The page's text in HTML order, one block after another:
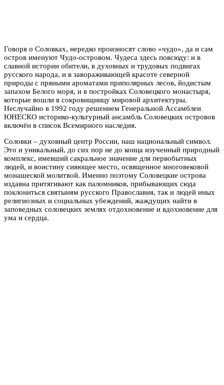
Говоря о Соловках, нередко произносят слово «чудо», да и сам
остров именуют Чудо-островом. Чудеса здесь повсюду: и в
славной истории обители, в духовных и трудовых подвигах
русского народа, и в завораживающей красоте северной
природы с пряными ароматами приполярных лесов, йодистым
запахом Белого моря, и в постройках Соловецкого монастыря,
которые вошли в сокровищницу мировой архитектуры.
Неслучайно в 1992 году решением Генеральной Ассамблеи
ЮНЕСКО историко-культурный ансамбль Соловецких островов
включён в список Всемирного наследия.
Соловки – духовный центр России, наш национальный символ.
Это и уникальный, до сих пор не до конца изученный природный
комплекс, имевший сакральное значение для первобытных
людей, и воистину сияющее место, освященное многовековой
монашеской молитвой. Именно поэтому Соловецкие острова
издавна притягивают как паломников, прибывающих сюда
поклониться святыням русского Православия, так и людей иных
религиозных и социальных убеждений, жаждущих найти в
заповедных соловецких землях отдохновение и вдохновение для
ума и сердца.